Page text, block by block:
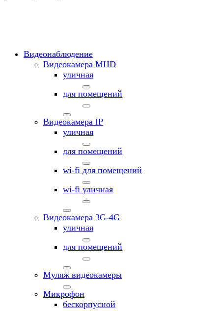
Видеонаблюдение
Видеокамера MНD
уличная
для помещений
Видеокамера IP
уличная
для помещений
wi-fi для помещений
wi-fi уличная
Видеокамера 3G-4G
уличная
для помещений
Муляж видеокамеры
Микрофон
бескорпусной